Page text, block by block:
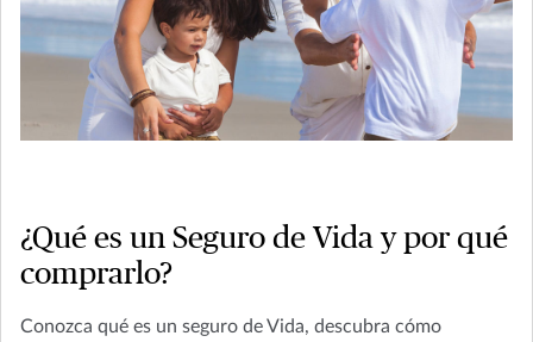
¿Qué es un Seguro de Vida y por qué
comprarlo?
Conozca qué es un seguro de Vida, descubra cómo